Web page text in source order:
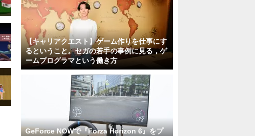
【キャリアクエスト】ゲーム作りを仕事にす
るということ。セガの若手の事例に見る，ゲ
ームプログラマという働き方
GeForce NOWで『Forza Horizon 6』をプ